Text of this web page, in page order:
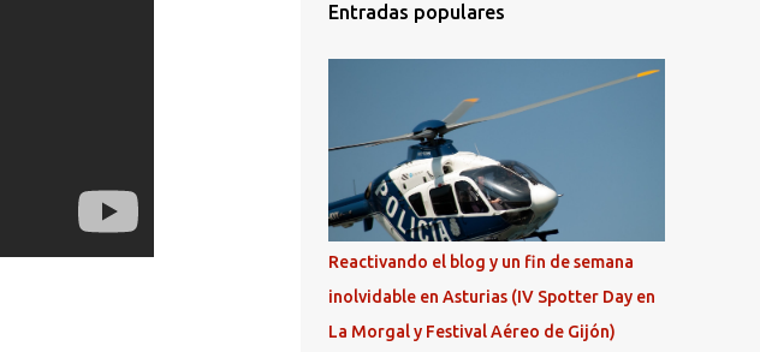
Entradas populares
Reactivando el blog y un fin de semana
inolvidable en Asturias (IV Spotter Day en
La Morgal y Festival Aéreo de Gijón)